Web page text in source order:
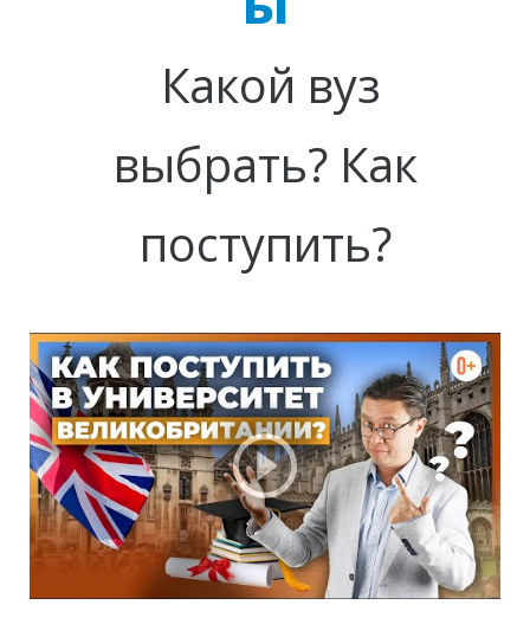
Н
Какой вуз
выбрать? Как
поступить?